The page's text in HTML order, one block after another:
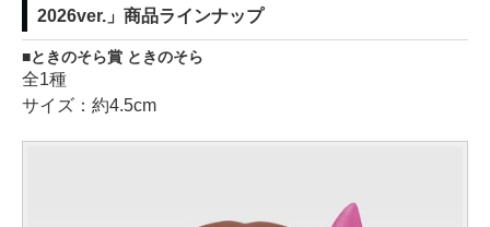
2026ver.」商品ラインナップ
ときのそら賞 ときのそら
全1種
サイズ：約4.5cm